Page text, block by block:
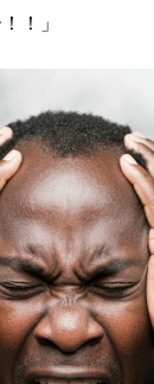
！」